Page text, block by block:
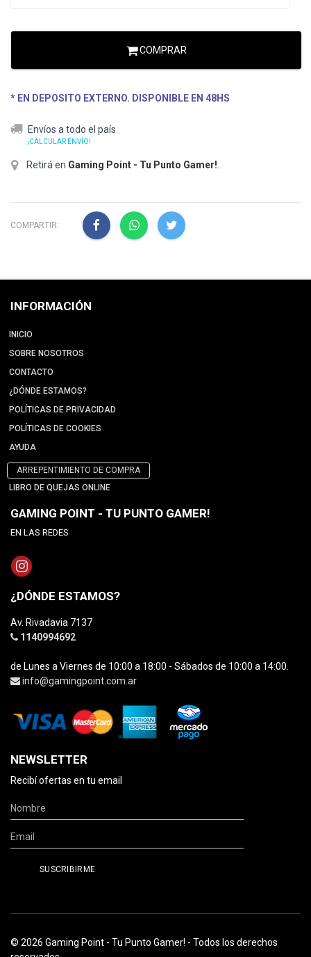
COMPRAR
* EN DEPOSITO EXTERNO. DISPONIBLE EN 48HS
Envíos a todo el país
¡CALCULAR ENVÍO!
Retirá en Gaming Point - Tu Punto Gamer!
COMPARTIR:
INFORMACIÓN
INICIO
SOBRE NOSOTROS
CONTACTO
¿DÓNDE ESTAMOS?
POLÍTICAS DE PRIVACIDAD
POLÍTICAS DE COOKIES
AYUDA
ARREPENTIMIENTO DE COMPRA
LIBRO DE QUEJAS ONLINE
GAMING POINT - TU PUNTO GAMER!
EN LAS REDES
¿DÓNDE ESTAMOS?
Av. Rivadavia 7137
1140994692
de Lunes a Viernes de 10:00 a 18:00 - Sábados de 10:00 a 14:00.
info@gamingpoint.com.ar
NEWSLETTER
Recibí ofertas en tu email
© 2026 Gaming Point - Tu Punto Gamer! - Todos los derechos